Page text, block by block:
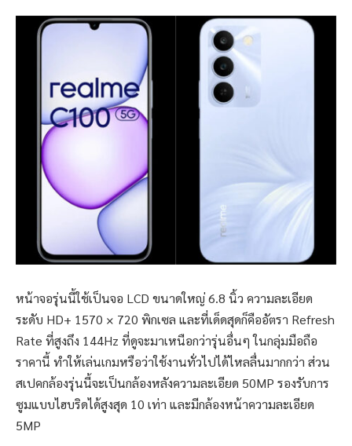
หน้าจอรุ่นนี้ใช้เป็นจอ LCD ขนาดใหญ่ 6.8 นิ้ว ความละเอียด
ระดับ HD+ 1570 × 720 พิกเซล และที่เด็ดสุดก็คืออัตรา Refresh
Rate ที่สูงถึง 144Hz ที่ดูจะมาเหนือกว่ารุ่นอื่นๆ ในกลุ่มมือถือ
ราคานี้ ทำให้เล่นเกมหรือว่าใช้งานทั่วไปได้ไหลลื่นมากกว่า ส่วน
สเปคกล้องรุ่นนี้จะเป็นกล้องหลังความละเอียด 50MP รองรับการ
ซูมแบบไฮบริดได้สูงสุด 10 เท่า และมีกล้องหน้าความละเอียด
5MP